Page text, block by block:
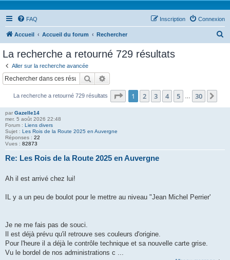
FAQ Connexion
Inscription
Accueil Accueil du forum Rechercher
c
La recherche a retourné 729 résultats
Aller sur la recherche avancée
Rechercher
La recherche a retourné 729 résultats Page 1sur30
1 2 3 4 5 30
par Gazelle14
mer. 5 août 2026 22:48
Forum : Liens divers
Sujet : Les Rois de la Route 2025 en Auvergne
Réponses : 22
Vues : 82873
Re: Les Rois de la Route 2025 en Auvergne
Ah il est arrivé chez lui!
IL y a un peu de boulot pour le mettre au niveau "Jean Michel Perrier'
Je ne me fais pas de souci.
Il est déjà prévu qu'il retrouve ses couleurs d'origine.
Pour l'heure il a déjà le contrôle technique et sa nouvelle carte grise.
Vu le bordel de nos administrations c ...